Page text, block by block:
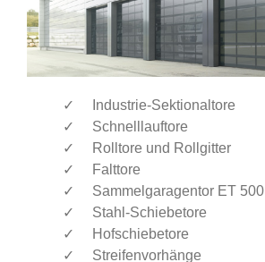
Industrie-Sektionaltore
Schnelllauftore
Rolltore und Rollgitter
Falttore
Sammelgaragentor ET 500
Stahl-Schiebetore
Hofschiebetore
Streifenvorhänge